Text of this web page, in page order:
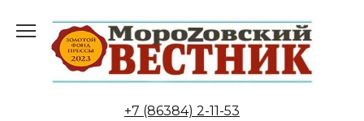
содержанию
+7 (86384) 2-11-53